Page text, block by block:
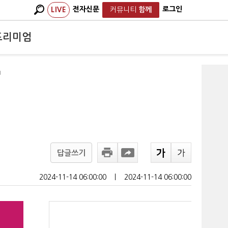
LIVE 전자신문 커뮤니티 함께 로그인
리미엄
답글쓰기
2024-11-14 06:00:00 2024-11-14 06:00:00